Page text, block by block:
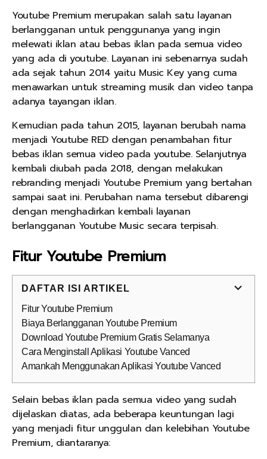
Youtube Premium merupakan salah satu layanan
berlangganan untuk penggunanya yang ingin
melewati iklan atau bebas iklan pada semua video
yang ada di youtube. Layanan ini sebenarnya sudah
ada sejak tahun 2014 yaitu Music Key yang cuma
menawarkan untuk streaming musik dan video tanpa
adanya tayangan iklan.
Kemudian pada tahun 2015, layanan berubah nama
menjadi Youtube RED dengan penambahan fitur
bebas iklan semua video pada youtube. Selanjutnya
kembali diubah pada 2018, dengan melakukan
rebranding menjadi Youtube Premium yang bertahan
sampai saat ini. Perubahan nama tersebut dibarengi
dengan menghadirkan kembali layanan
berlangganan Youtube Music secara terpisah.
Fitur Youtube Premium
DAFTAR ISI ARTIKEL
Fitur Youtube Premium
Biaya Berlangganan Youtube Premium
Download Youtube Premium Gratis Selamanya
Cara Menginstall Aplikasi Youtube Vanced
Amankah Menggunakan Aplikasi Youtube Vanced
Selain bebas iklan pada semua video yang sudah
dijelaskan diatas, ada beberapa keuntungan lagi
yang menjadi fitur unggulan dan kelebihan Youtube
Premium, diantaranya: